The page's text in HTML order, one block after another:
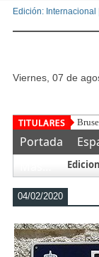
Edición: Internacional |
viernes, 07 de
Portada
04/02/2020